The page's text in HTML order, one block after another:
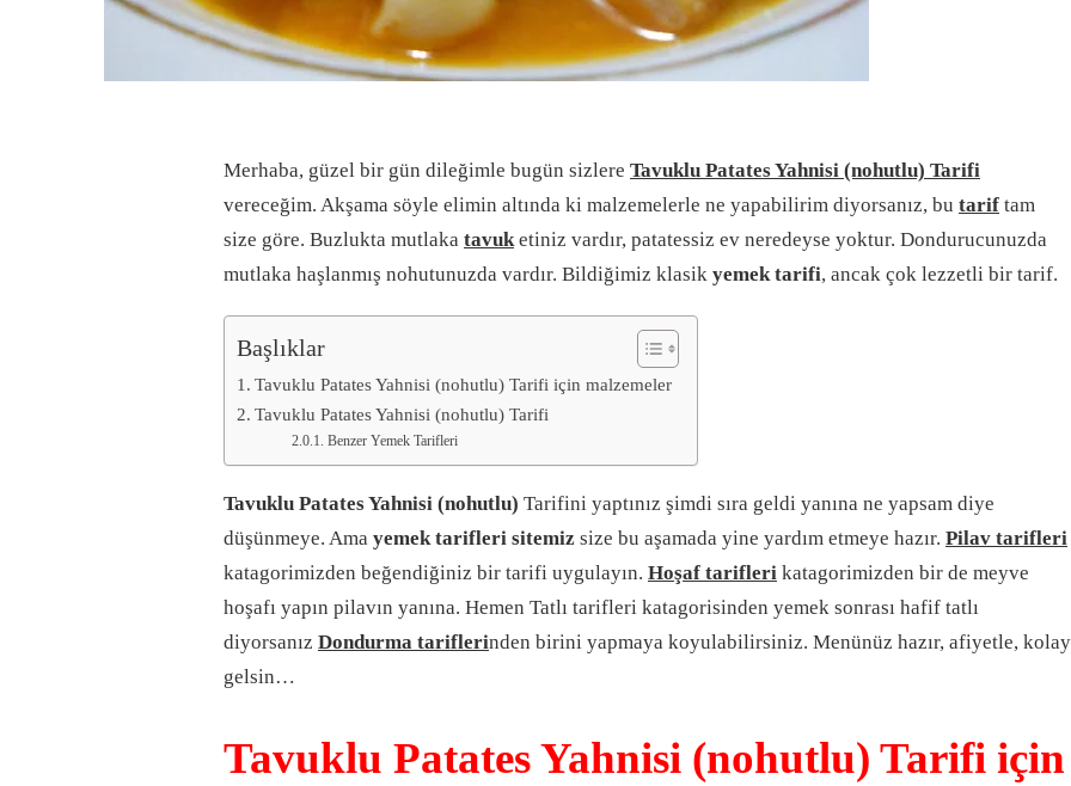
Merhaba, güzel bir gün dileğimle bugün sizlere Tavuklu Patates Yahnisi (nohutlu) Tarifi
vereceğim. Akşama söyle elimin altında ki malzemelerle ne yapabilirim diyorsanız, bu tarif tam
size göre. Buzlukta mutlaka tavuketiniz vardır, patatessiz ev neredeyse yoktur. Dondurucunuzda
mutlaka haşlanmış nohutunuzda vardır. Bildiğimiz klasik yemek tarifi, ancak çok lezzetli bir tarif.
Başlıklar
Tavuklu Patates Yahnisi (nohutlu) Tarifi için malzemeler
Tavuklu Patates Yahnisi (nohutlu) Tarifi
Benzer Yemek Tarifleri
Tavuklu Patates Yahnisi (nohutlu) Tarifini yaptınız şimdi sıra geldi yanına ne yapsam diye
düşünmeye. Ama yemek tarifleri sitemiz size bu aşamada yine yardım etmeye hazır. Pilav tarifleri
katagorimizden beğendiğiniz bir tarifi uygulayın. Hoşaf tarifleri katagorimizden bir de meyve
hoşafı yapın pilavın yanına. Hemen Tatlı tarifleri katagorisinden yemek sonrası hafif tatlı
diyorsanız Dondurma tariflerinden birini yapmaya koyulabilirsiniz. Menünüz hazır, afiyetle, kolay
gelsin…
Tavuklu Patates Yahnisi (nohutlu) Tarifi için